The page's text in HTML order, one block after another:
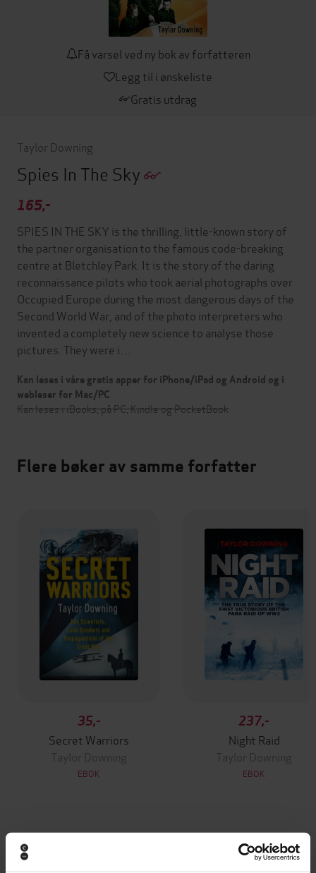
Få varsel ved ny bok av forfatteren
Legg til i ønskeliste
Gratis utdrag
Taylor Downing
Spies In The Sky
165,-
SPIES IN THE SKY is the thrilling, little-known story of
the partner organisation to the famous code-breaking
centre at Bletchley Park. It is the story of the daring
reconnaissance pilots who took aerial photographs over
Occupied Europe during the most dangerous days of the
Second World War, and of the photo interpreters who
invented a completely new science to analyse those
pictures. They were i…
Kan leses i våre gratis apper for iPhone/iPad og Android og i
webleser for Mac/PC
Kan leses i iBooks, på PC, Kindle og PocketBook
Flere bøker av samme forfatter
35,-
Secret Warriors
Taylor Downing
EBOK
237,-
Night Raid
Taylor Downing
EBOK
Andre har også kjøpt